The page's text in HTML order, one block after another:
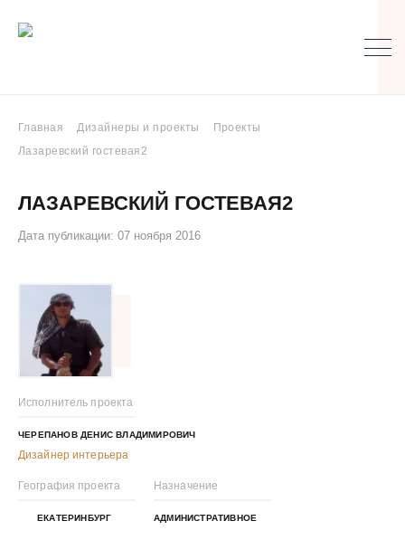
Главная Дизайнеры и проекты
Проекты
Лазаревский гостевая2
ЛАЗАРЕВСКИЙ ГОСТЕВАЯ2
Дата публикации: 07 ноября 2016
Исполнитель проекта
ЧЕРЕПАНОВ ДЕНИС ВЛАДИМИРОВИЧ
Дизайнер интерьера
География проекта
ЕКАТЕРИНБУРГ
Назначение
АДМИНИСТРАТИВНОЕ